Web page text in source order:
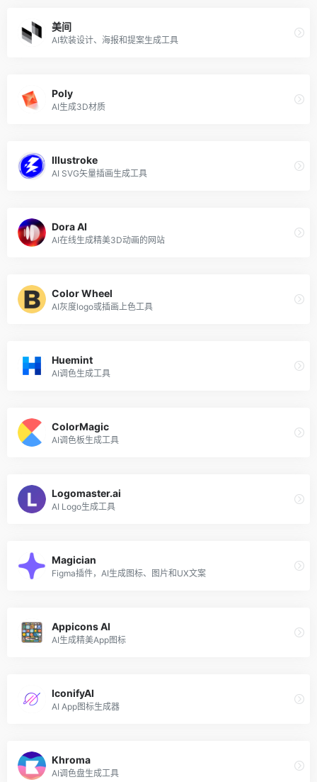
美间
AI软装设计、海报和提案生成工具
Poly
AI生成3D材质
Illustroke
AI SVG矢量插画生成工具
Dora AI
AI在线生成精美3D动画的网站
Color Wheel
AI灰度logo或插画上色工具
Huemint
AI调色生成工具
ColorMagic
AI调色板生成工具
Logomaster.ai
AI Logo生成工具
Magician
Figma插件，AI生成图标、图片和UX文案
Appicons AI
AI生成精美App图标
IconifyAI
AI App图标生成器
Khroma
AI调色盘生成工具